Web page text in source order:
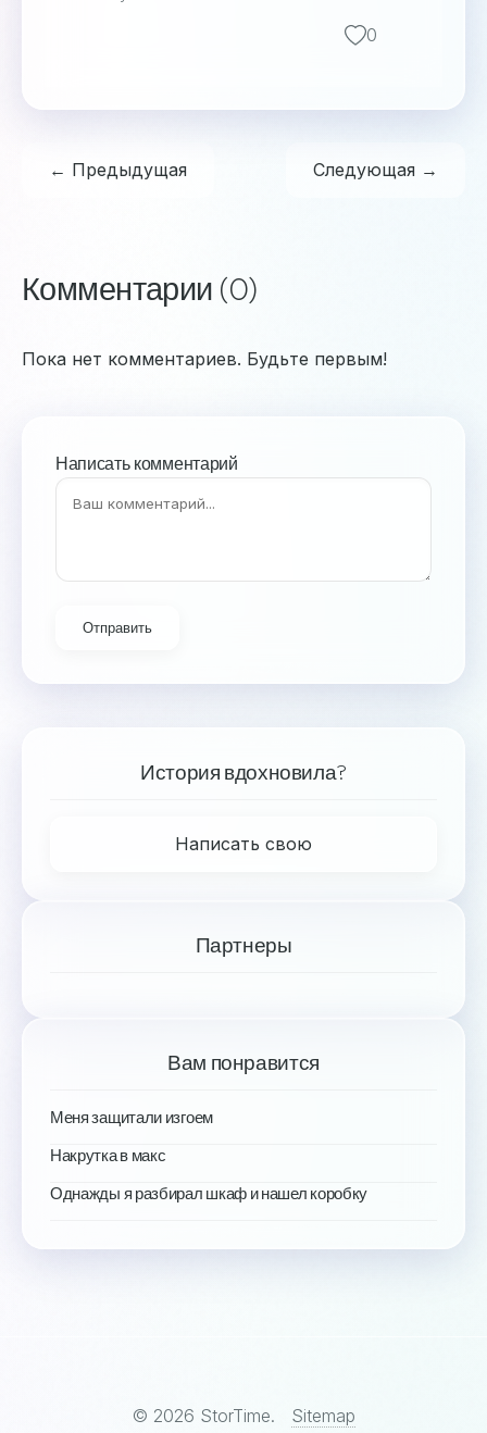
0
← Предыдущая Следующая →
Комментарии (0)
Пока нет комментариев. Будьте первым!
Написать комментарий
Отправить
История вдохновила?
Написать свою
Партнеры
Вам понравится
Меня защитали изгоем
Накрутка в макс
Однажды я разбирал шкаф и нашел коробку
© 2026 StorTime. Sitemap